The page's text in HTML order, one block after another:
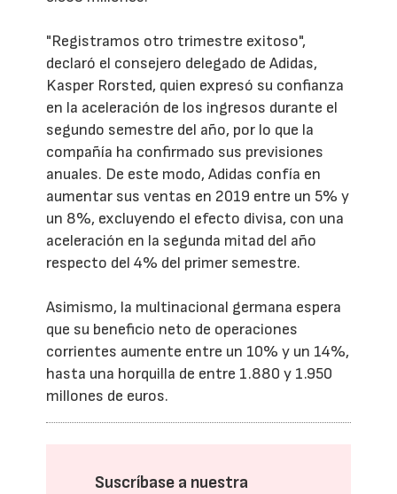
"Registramos otro trimestre exitoso",
declaró el consejero delegado de Adidas,
Kasper Rorsted, quien expresó su confianza
en la aceleración de los ingresos durante el
segundo semestre del año, por lo que la
compañía ha confirmado sus previsiones
anuales. De este modo, Adidas confía en
aumentar sus ventas en 2019 entre un 5% y
un 8%, excluyendo el efecto divisa, con una
aceleración en la segunda mitad del año
respecto del 4% del primer semestre.
Asimismo, la multinacional germana espera
que su beneficio neto de operaciones
corrientes aumente entre un 10% y un 14%,
hasta una horquilla de entre 1.880 y 1.950
millones de euros.
Suscríbase a nuestra